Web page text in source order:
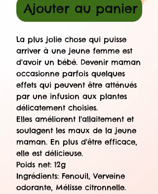
Ajouter au panier
La plus jolie chose qui puisse
arriver à une jeune femme est
d'avoir un bébé. Devenir maman
occasionne parfois quelques
effets qui peuvent être atténués
par une infusion aux plantes
délicatement choisies.
Elles améliorent l'allaitement et
soulagent les maux de la jeune
maman. En plus d'être efficace,
elle est délicieuse.
Poids net: 12g
Ingrédients: Fenouil, Verveine
odorante, Mélisse citronnelle.